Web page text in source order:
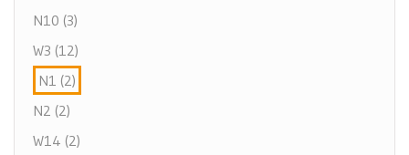
N10 (3)
W3 (12)
N1 (2)
N2 (2)
W14 (2)